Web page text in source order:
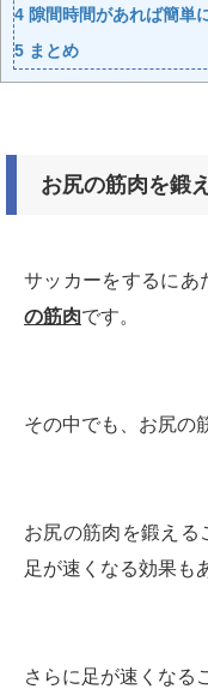
4 隙間時間があれば簡単
5 まとめ
お尻の筋肉を鍛
サッカーをするにあ
の筋肉です。
その中でも、お尻の
お尻の筋肉を鍛える
足が速くなる効果も
さらに足が速くなる